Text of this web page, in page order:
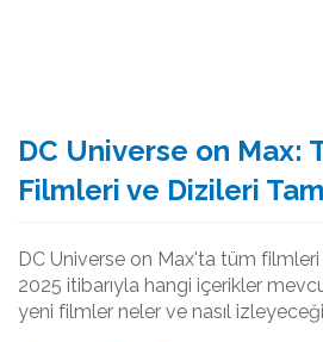
DC Universe on Max:
Filmleri ve Dizileri
DC Universe on Max'ta tüm
2025 itibarıyla hangi içerikler
yeni filmler neler ve nasıl